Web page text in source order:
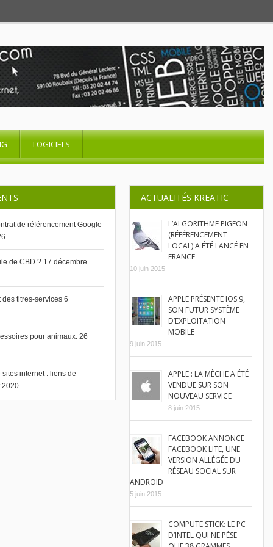
LOGICIELS
ACTUALITÉS KREATIC
L’ALGORITHME PIGEON
(RÉFÉRENCEMENT
LOCAL) A ÉTÉ LANCÉ EN
FRANCE
10 juin 2015
APPLE PRÉSENTE IOS 9,
SON FUTUR SYSTÈME
D’EXPLOITATION
MOBILE
9 juin 2015
APPLE : LA MÈCHE A ÉTÉ
VENDUE SUR SON
NOUVEAU SERVICE
8 juin 2015
FACEBOOK ANNONCE
FACEBOOK LITE, UNE
VERSION ALLÉGÉE DU
RÉSEAU SOCIAL SUR
ANDROID
5 juin 2015
COMPUTE STICK: LE PC
D’INTEL QUI NE PÈSE
de référencement Google
de CBD ? 17 décembre
des titres-services 6
pour animaux. 26
internet : liens de
2020